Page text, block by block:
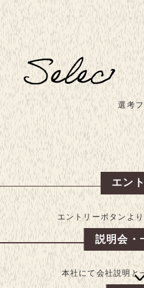
選考
エン
エントリーボタンよ
説明会・
本社にて会社説明と